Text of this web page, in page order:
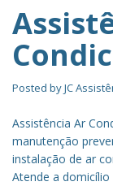
Posted byJC
Assistência Ar
manutenção
instalação de ar
Atende a